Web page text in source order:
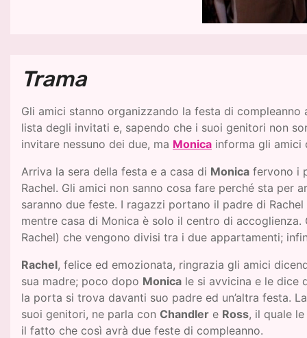
Trama
Gli amici stanno organizzando la festa di compleanno
lista degli invitati e, sapendo che i suoi genitori non
invitare nessuno dei due, ma Monica informa gli amici
Arriva la sera della festa e a casa di Monica fervono i
Rachel. Gli amici non sanno cosa fare perché sta per
saranno due feste. I ragazzi portano il padre di Rachel
mentre casa di Monica è solo il centro di
Rachel) che vengono divisi tra i due appartamenti;
Rachel, felice ed emozionata, ringrazia gli amici
sua madre; poco dopo Monica le si avvicina e le dice
la porta si trova davanti suo padre ed un’altra festa.
suoi genitori, ne parla con Chandler e Ross, il quale
il fatto che così avrà due feste di compleanno.